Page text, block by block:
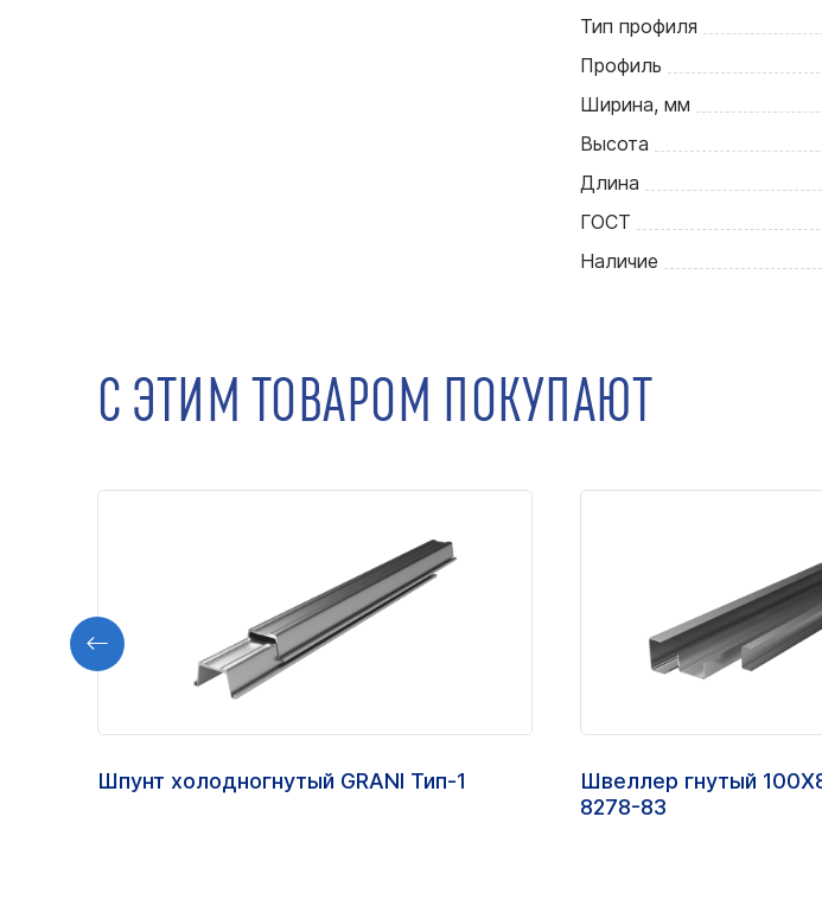
Тип профиля
Профиль
Ширина, мм
Высота
Длина
ГОСТ
Наличие
С ЭТИМ ТОВАРОМ ПОКУПАЮТ
Шпунт холодногнутый GRANI Тип-1
Швеллер гнутый
8278-83